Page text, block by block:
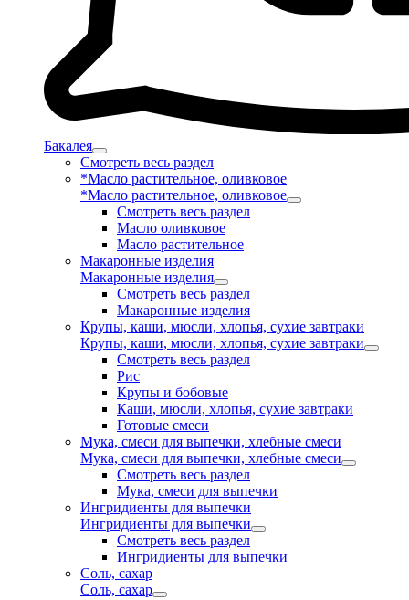
Бакалея
Смотреть весь раздел
*Масло растительное, оливковое
*Масло растительное, оливковое
Смотреть весь раздел
Масло оливковое
Масло растительное
Макаронные изделия
Макаронные изделия
Смотреть весь раздел
Макаронные изделия
Крупы, каши, мюсли, хлопья, сухие завтраки
Крупы, каши, мюсли, хлопья, сухие завтраки
Смотреть весь раздел
Рис
Крупы и бобовые
Каши, мюсли, хлопья, сухие завтраки
Готовые смеси
Мука, смеси для выпечки, хлебные смеси
Мука, смеси для выпечки, хлебные смеси
Смотреть весь раздел
Мука, смеси для выпечки
Ингридиенты для выпечки
Ингридиенты для выпечки
Смотреть весь раздел
Ингридиенты для выпечки
Соль, сахар
Соль, сахар